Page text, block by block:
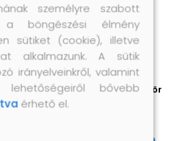
Ablakpárkányok 2 db
kezeletlen 70x40x2 cm tömör
fa tölgyfa
személyre szabott
böngészési élmény
sütiket (cookie), illetve
alkalmazunk. A sütik
irányelveinkről, valamint
lehetőségeiről bővebb
érhető el.